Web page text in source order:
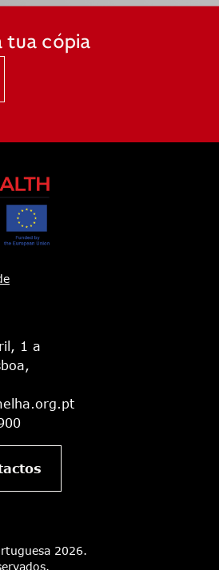
tua cópia
1 a
2026.